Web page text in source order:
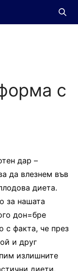
с
дар –
да влезнем във
диета.
за нашата
дон=бре
с факта, че през
и друг
излишните
диети.